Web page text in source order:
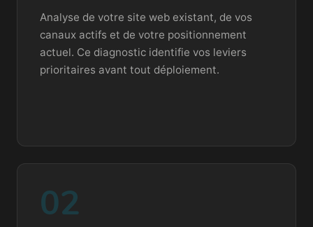
Analyse de votre site web existant, de vos
canaux actifs et de votre positionnement
actuel. Ce diagnostic identifie vos leviers
prioritaires avant tout déploiement.
02